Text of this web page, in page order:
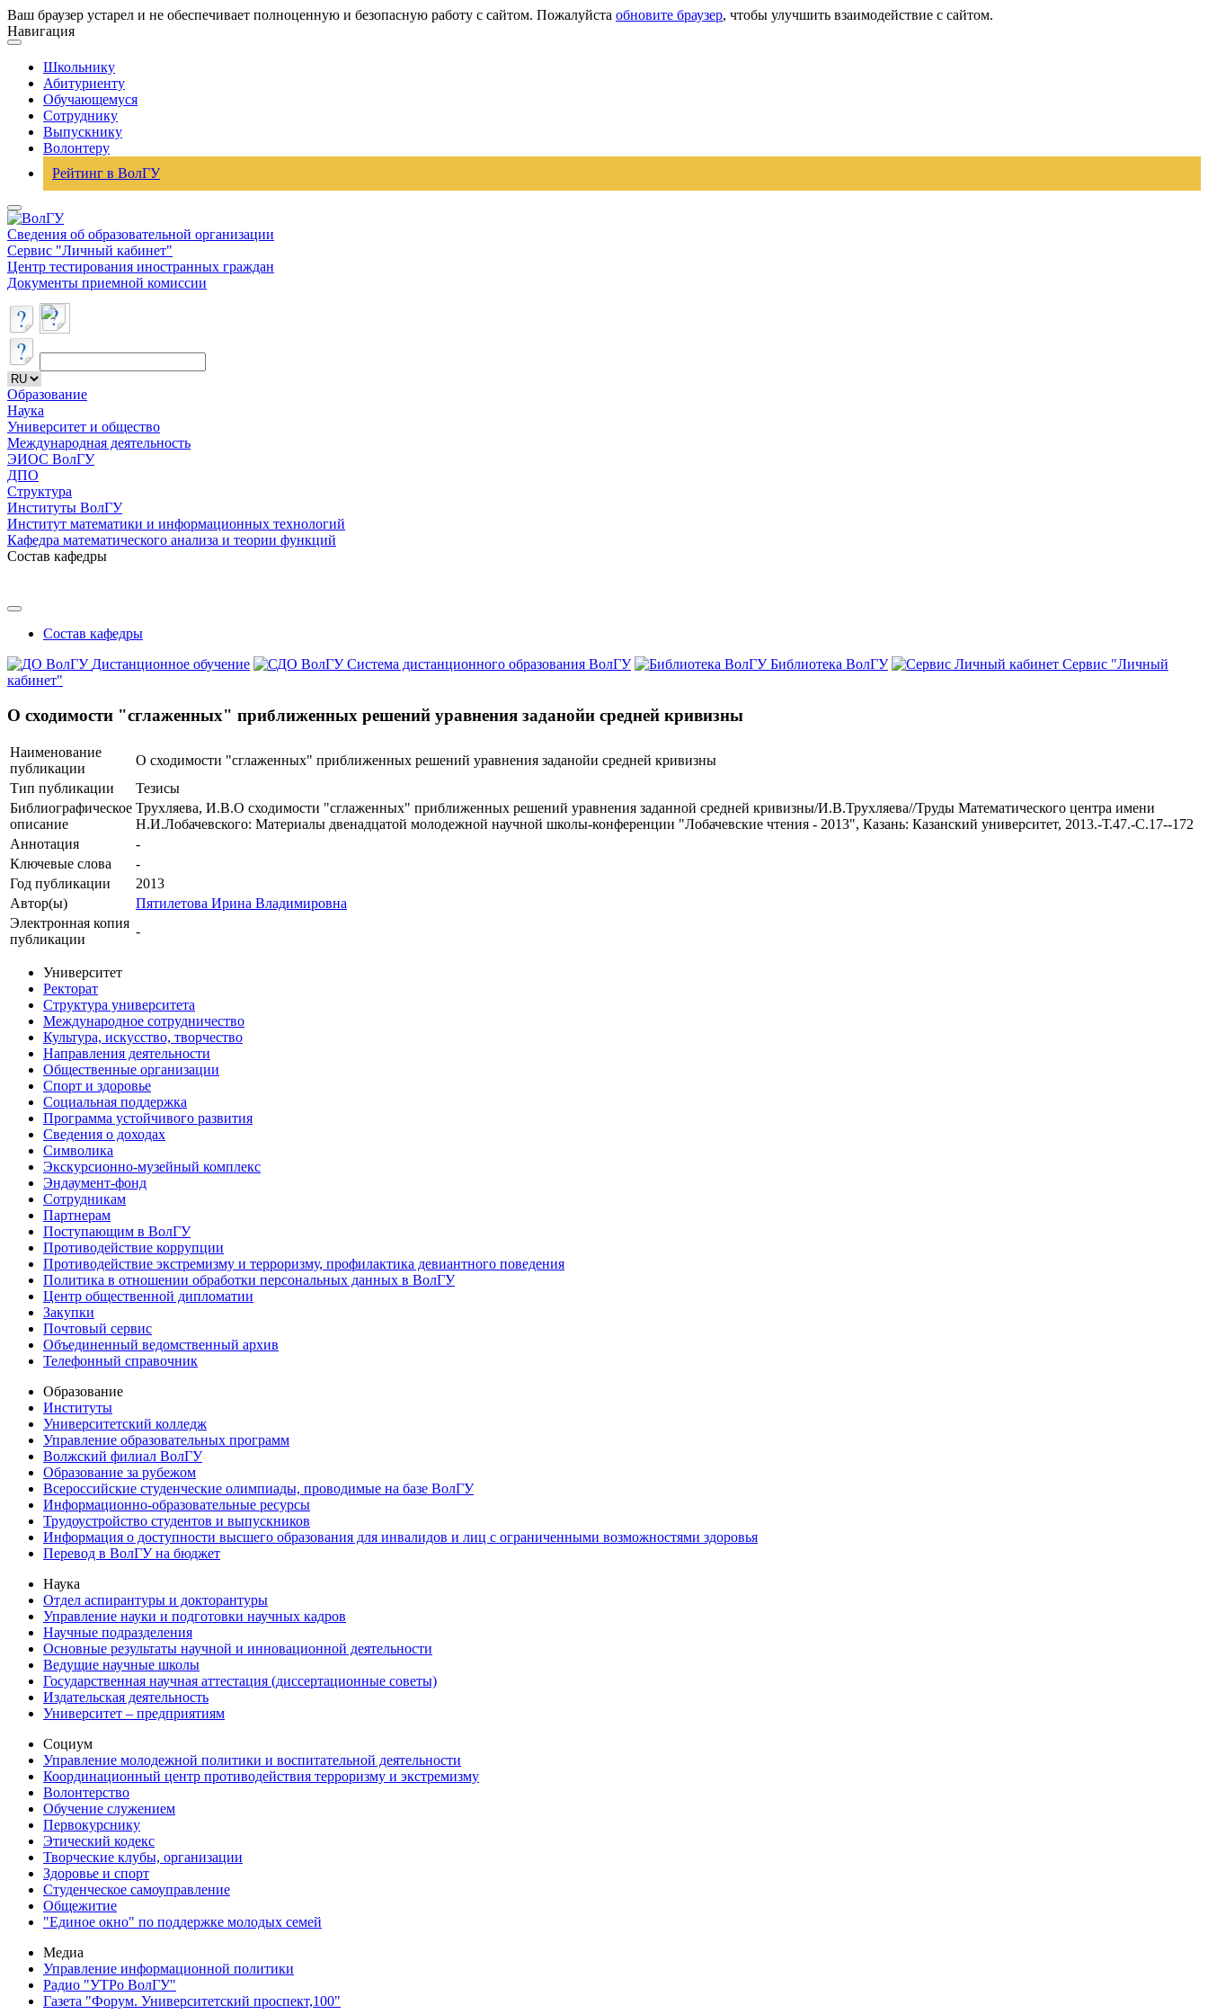
Ваш браузер устарел и не обеспечивает полноценную и безопасную работу с сайтом. Пожалуйста обновите браузер, чтобы улучшить взаимодействие с сайтом.
Навигация
Школьнику
Абитуриенту
Обучающемуся
Сотруднику
Выпускнику
Волонтеру
Рейтинг в ВолГУ
Сведения об образовательной организации
Сервис "Личный кабинет"
Центр тестирования иностранных граждан
Документы приемной комиссии
Образование
Наука
Университет и общество
Международная деятельность
ЭИОС ВолГУ
ДПО
Структура
Институты ВолГУ
Институт математики и информационных технологий
Кафедра математического анализа и теории функций
Состав кафедры
Состав кафедры
Дистанционное обучение
Система дистанционного образования ВолГУ Библиотека ВолГУ
Сервис "Личный
кабинет"
О сходимости "сглаженных" приближенных решений уравнения заданойи средней кривизны
Наименование
публикации
О сходимости "сглаженных" приближенных решений уравнения заданойи средней кривизны
Тип публикации
Тезисы
Библиографическое
описание
Трухляева, И.В.О сходимости "сглаженных" приближенных решений уравнения заданной средней кривизны/И.В.Трухляева//Труды Математического центра имени
Н.И.Лобачевского: Материалы двенадцатой молодежной научной школы-конференции "Лобачевские чтения - 2013", Казань: Казанский университет, 2013.-Т.47.-С.17--172
Аннотация
-
Ключевые cлова
-
Год публикации
2013
Автор(ы)
Пятилетова Ирина Владимировна
Электронная копия
публикации
-
Университет
Ректорат
Структура университета
Международное сотрудничество
Культура, искусство, творчество
Направления деятельности
Общественные организации
Спорт и здоровье
Социальная поддержка
Программа устойчивого развития
Сведения о доходах
Символика
Экскурсионно-музейный комплекс
Эндаумент-фонд
Сотрудникам
Партнерам
Поступающим в ВолГУ
Противодействие коррупции
Противодействие экстремизму и терроризму, профилактика девиантного поведения
Политика в отношении обработки персональных данных в ВолГУ
Центр общественной дипломатии
Закупки
Почтовый сервис
Объединенный ведомственный архив
Телефонный справочник
Образование
Институты
Университетский колледж
Управление образовательных программ
Волжский филиал ВолГУ
Образование за рубежом
Всероссийские студенческие олимпиады, проводимые на базе ВолГУ
Информационно-образовательные ресурсы
Трудоустройство студентов и выпускников
Информация о доступности высшего образования для инвалидов и лиц с ограниченными возможностями здоровья
Перевод в ВолГУ на бюджет
Наука
Отдел аспирантуры и докторантуры
Управление науки и подготовки научных кадров
Научные подразделения
Основные результаты научной и инновационной деятельности
Ведущие научные школы
Государственная научная аттестация (диссертационные советы)
Издательская деятельность
Университет – предприятиям
Социум
Управление молодежной политики и воспитательной деятельности
Координационный центр противодействия терроризму и экстремизму
Волонтерство
Обучение служением
Первокурснику
Этический кодекс
Творческие клубы, организации
Здоровье и спорт
Студенческое самоуправление
Общежитие
"Единое окно" по поддержке молодых семей
Медиа
Управление информационной политики
Радио "УТРо ВолГУ"
Газета "Форум. Университетский проспект,100"